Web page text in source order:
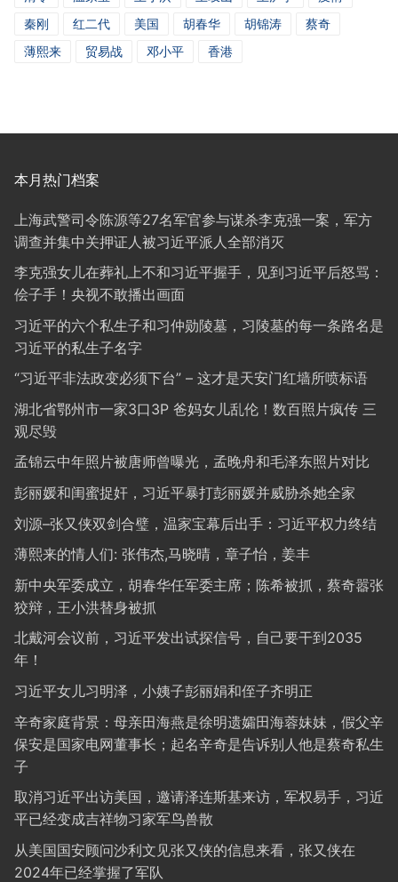
秦刚
红二代 美国 胡春华 胡锦涛
蔡奇
薄熙来
贸易战 邓小平 香港
本月热门档案
上海武警司令陈源等27名军官参与谋杀李克强一案，军方
调查并集中关押证人被习近平派人全部消灭
李克强女儿在葬礼上不和习近平握手，见到习近平后怒骂：
侩子手！央视不敢播出画面
习近平的六个私生子和习仲勋陵墓，习陵墓的每一条路名是
习近平的私生子名字
“习近平非法政变必须下台” – 这才是天安门红墙所喷标语
湖北省鄂州市一家3口3P 爸妈女儿乱伦！数百照片疯传 三
观尽毁
孟锦云中年照片被唐师曾曝光，孟晚舟和毛泽东照片对比
彭丽媛和闺蜜捉奸，习近平暴打彭丽媛并威胁杀她全家
刘源–张又侠双剑合璧，温家宝幕后出手：习近平权力终结
薄熙来的情人们: 张伟杰,马晓晴，章子怡，姜丰
新中央军委成立，胡春华任军委主席；陈希被抓，蔡奇嚣张
狡辩，王小洪替身被抓
北戴河会议前，习近平发出试探信号，自己要干到2035
年！
习近平女儿习明泽，小姨子彭丽娟和侄子齐明正
辛奇家庭背景：母亲田海燕是徐明遗孀田海蓉妹妹，假父辛
保安是国家电网董事长；起名辛奇是告诉别人他是蔡奇私生
子
取消习近平出访美国，邀请泽连斯基来访，军权易手，习近
平已经变成吉祥物习家军鸟兽散
从美国国安顾问沙利文见张又侠的信息来看，张又侠在
2024年已经掌握了军队